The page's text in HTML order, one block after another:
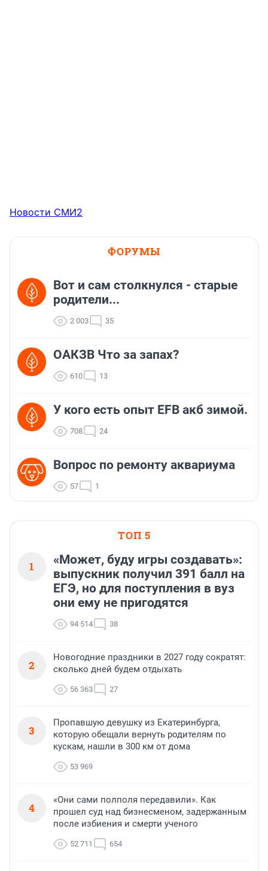
Новости СМИ2
ФОРУМЫ
Вот и сам столкнулся - старые
родители...
2 003 35
ОАКЗВ Что за запах?
610 13
У кого есть опыт EFB акб зимой.
708 24
Вопрос по ремонту аквариума
57 1
ТОП 5
1
«Может, буду игры создавать»:
выпускник получил 391 балл на
ЕГЭ, но для поступления в вуз
они ему не пригодятся
94 514 38
2
Новогодние праздники в 2027 году сократят:
сколько дней будем отдыхать
56 363 27
3
Пропавшую девушку из Екатеринбурга,
которую обещали вернуть родителям по
кускам, нашли в 300 км от дома
53 969
4
«Они сами полполя передавили». Как
прошел суд над бизнесменом, задержанным
после избиения и смерти ученого
52 711 654